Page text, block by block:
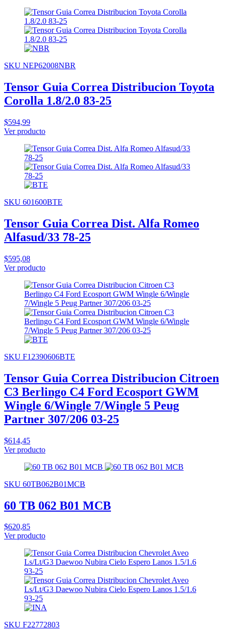
SKU NEP62008NBR
Tensor Guia Correa Distribucion Toyota
Corolla 1.8/2.0 83-25
$594,99
Ver producto
SKU 601600BTE
Tensor Guia Correa Dist. Alfa Romeo
Alfasud/33 78-25
$595,08
Ver producto
SKU F12390606BTE
Tensor Guia Correa Distribucion Citroen
C3 Berlingo C4 Ford Ecosport GWM
Wingle 6/Wingle 7/Wingle 5 Peug
Partner 307/206 03-25
$614,45
Ver producto
SKU 60TB062B01MCB
60 TB 062 B01 MCB
$620,85
Ver producto
SKU F22772803